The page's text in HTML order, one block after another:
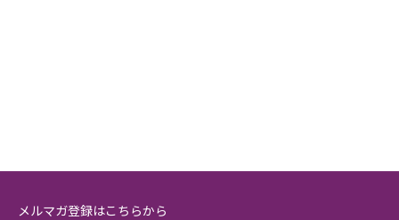
メルマガ登録はこちらから